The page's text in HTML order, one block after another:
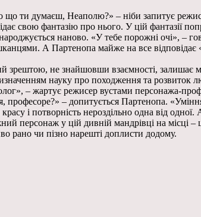
ти думаєш, Неаполю?» – ніби запитує
свою фантазію про нього. У цій фантазії
наново. «У тебе порожні очі», –
А Партенопа майже на все
зрештою, не знайшовши взаємності, залишає
науку про походження та розвиток
– жартує режисер вустами персонажа-
– допитується Партенопа.
і потворність нероздільно одна від
персонаж у цій дивній мандрівці на
рано чи пізно нарешті доплисти додому.